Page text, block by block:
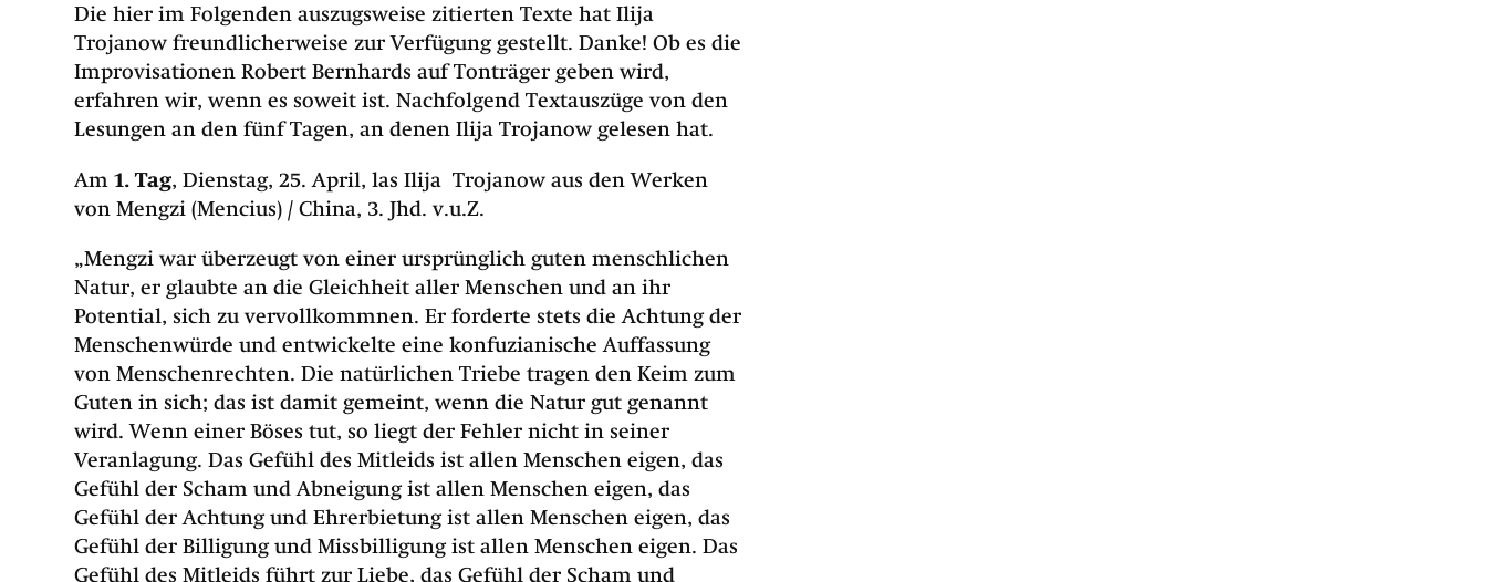
Die hier im Folgenden auszugsweise zitierten Texte hat Ilija
Trojanow freundlicherweise zur Verfügung gestellt. Danke! Ob es die
Improvisationen Robert Bernhards auf Tonträger geben wird,
erfahren wir, wenn es soweit ist. Nachfolgend Textauszüge von den
Lesungen an den fünf Tagen, an denen Ilija Trojanow gelesen hat.
Am1. Tag,Dienstag, 25. April, las Ilija Trojanowaus den Werken
von Mengzi (Mencius) / China, 3. Jhd. v.u.Z.
„Mengzi war überzeugt von einer ursprünglich guten menschlichen
Natur, er glaubte an die Gleichheit aller Menschen und an ihr
Potential, sich zu vervollkommnen. Er forderte stets die Achtung der
Menschenwürde und entwickelte eine konfuzianische Auffassung
von Menschenrechten. Die natürlichen Triebe tragen den Keim zum
Guten in sich; das ist damit gemeint, wenn die Natur gut genannt
wird. Wenn einer Böses tut, so liegt der Fehler nicht in seiner
Veranlagung. Das Gefühl des Mitleids ist allen Menschen eigen, das
Gefühl der Scham und Abneigung ist allen Menschen eigen, das
Gefühl der Achtung und Ehrerbietung ist allen Menschen eigen, das
Gefühl der Billigung und Missbilligung ist allen Menschen eigen. Das
Gefühl des Mitleids führt zur Liebe, das Gefühl der Scham und